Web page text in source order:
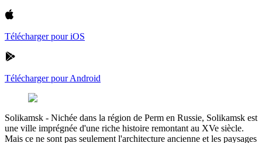
Télécharger pour iOS
Télécharger pour Android
Solikamsk - Nichée dans la région de Perm en Russie, Solikamsk est
une ville imprégnée d'une riche histoire remontant au XVe siècle.
Mais ce ne sont pas seulement l'architecture ancienne et les paysages